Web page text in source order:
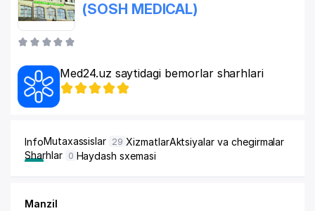
(SOSH MEDICAL)
Med24.uz saytidagi bemorlar sharhlari
InfoMutaxassislar 29 XizmatlarAktsiyalar va chegirmalar
Sharhlar 0 Haydash sxemasi
Manzil